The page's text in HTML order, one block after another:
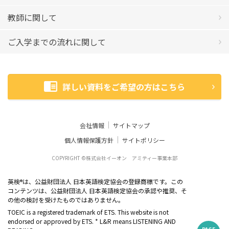
教師に関して
ご入学までの流れに関して
詳しい資料をご希望の方はこちら
会社情報
サイトマップ
個人情報保護方針
サイトポリシー
COPYRIGHT ©株式会社イーオン アミティー事業本部
英検®は、公益財団法人 日本英語検定協会の登録商標です。この
コンテンツは、公益財団法人 日本英語検定協会の承認や推奨、そ
の他の検討を受けたものではありません。
TOEIC is a registered trademark of ETS. This website is not
endorsed or approved by ETS. * L&R means LISTENING AND